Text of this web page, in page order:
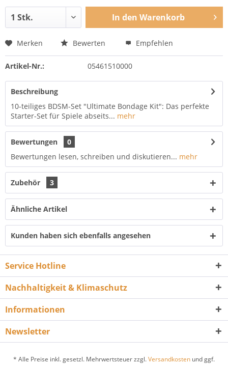
In den Warenkorb
Merken Bewerten Empfehlen
Artikel-Nr.: 05461510000
Beschreibung
10-teiliges BDSM-Set "Ultimate Bondage Kit": Das perfekte
Starter-Set für Spiele abseits... mehr
Bewertungen
0
Bewertungen lesen, schreiben und diskutieren... mehr
Zubehör 3
Ähnliche Artikel
Kunden haben sich ebenfalls angesehen
Service Hotline
Nachhaltigkeit & Klimaschutz
Informationen
Newsletter
* Alle Preise inkl. gesetzl. Mehrwertsteuer zzgl.Versandkosten und ggf.